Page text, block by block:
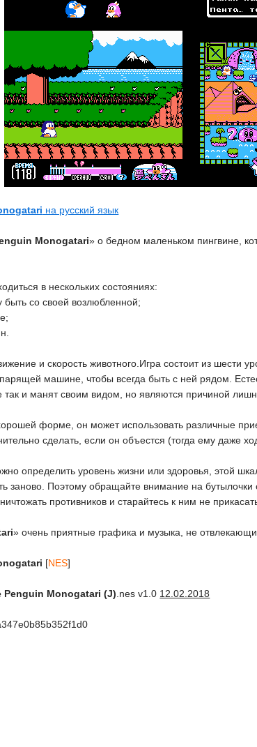
на русский язык
Monogatari» о бедном маленьком пингвине,
в нескольких состояниях:
со своей возлюбленной;
и скорость животного.Игра состоит из шести
машине, чтобы всегда быть с ней рядом.
так и манят своим видом, но являются причиной
форме, он может использовать различные
сделать, если он объестся (тогда ему даже
определить уровень жизни или здоровья, этой
заново. Поэтому обращайте внимание на бутылочки
противников и старайтесь к ним не
» очень приятные графика и музыка, не
[NES]
Penguin Monogatari (J) .nes v1.0 12.02.2018